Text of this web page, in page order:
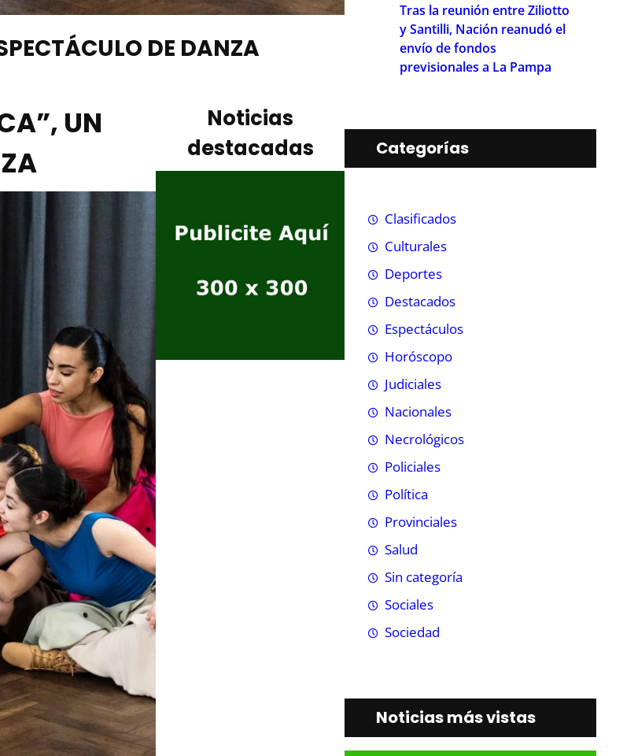
DE DANZA
UN
Noticias
destacadas
Tras la reunión entre Ziliotto
y Santilli, Nación reanudó el
envío de fondos
previsionales a La Pampa
Categorías
Clasificados
Culturales
Deportes
Destacados
Espectáculos
Horóscopo
Judiciales
Nacionales
Necrológicos
Policiales
Política
Provinciales
Salud
Sin categoría
Sociales
Sociedad
Noticias más vistas